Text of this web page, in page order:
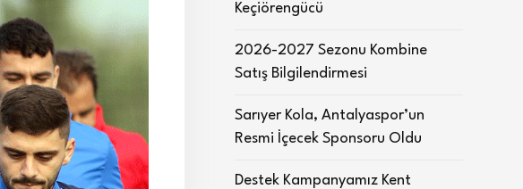
Keçiörengücü
2026-2027 Sezonu Kombine
Satış Bilgilendirmesi
Sarıyer Kola, Antalyaspor’un
Resmi İçecek Sponsoru Oldu
Destek Kampanyamız Kent